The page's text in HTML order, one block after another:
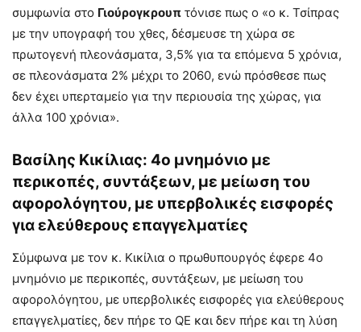
συμφωνία στο Γιούρογκρουπ τόνισε πως ο «ο κ. Τσίπρας
με την υπογραφή του χθες, δέσμευσε τη χώρα σε
πρωτογενή πλεονάσματα, 3,5% για τα επόμενα 5 χρόνια,
σε πλεονάσματα 2% μέχρι το 2060, ενώ πρόσθεσε πως
δεν έχει υπερταμείο για την περιουσία της χώρας, για
άλλα 100 χρόνια».
Βασίλης Κικίλιας: 4ο μνημόνιο με
περικοπές, συντάξεων, με μείωση του
αφορολόγητου, με υπερβολικές εισφορές
για ελεύθερους επαγγελματίες
Σύμφωνα με τον κ. Κικίλια ο πρωθυπουργός έφερε 4ο
μνημόνιο με περικοπές, συντάξεων, με μείωση του
αφορολόγητου, με υπερβολικές εισφορές για ελεύθερους
επαγγελματίες, δεν πήρε το QE και δεν πήρε και τη λύση